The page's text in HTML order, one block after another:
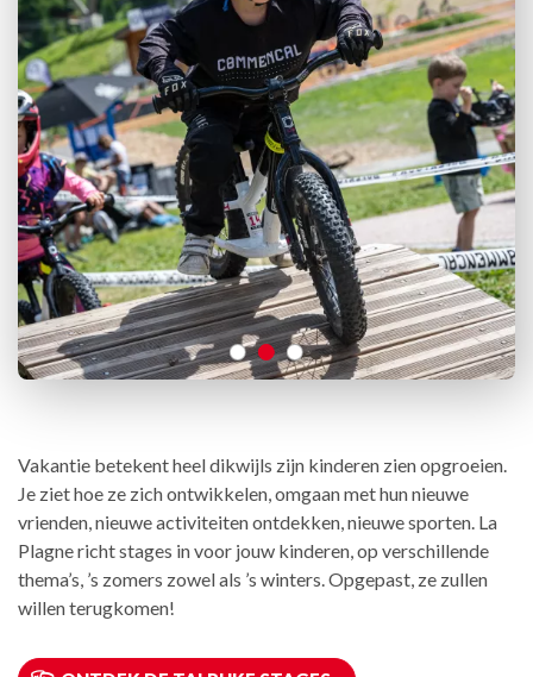
Vakantie betekent heel dikwijls zijn kinderen zien opgroeien.
Je ziet hoe ze zich ontwikkelen, omgaan met hun nieuwe
vrienden, nieuwe activiteiten ontdekken, nieuwe sporten. La
Plagne richt stages in voor jouw kinderen, op verschillende
thema’s, ’s zomers zowel als ’s winters. Opgepast, ze zullen
willen terugkomen!